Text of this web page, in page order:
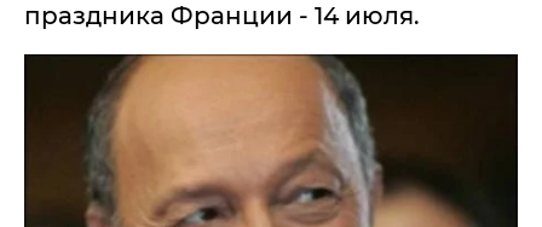
праздника Франции - 14 июля.